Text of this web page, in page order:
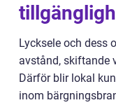
Lycksele och dess
avstånd, skiftande
Därför blir lokal
inom